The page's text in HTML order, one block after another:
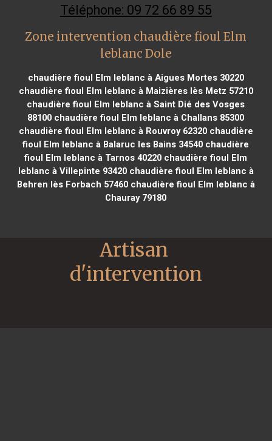
Téléphone: 09 72 66 89 55
Zone intervention chaudière fioul Elm
leblanc Dole
chaudière fioul Elm leblanc à Aigues Mortes 30220
chaudière fioul Elm leblanc à Maizières lès Metz 57210
chaudière fioul Elm leblanc à Saint Dié des Vosges
88100 chaudière fioul Elm leblanc à Challans 85300
chaudière fioul Elm leblanc à Rouvroy 62320chaudière
fioul Elm leblanc à Balaruc les Bains 34540 chaudière
fioul Elm leblanc à Tarnos 40220 chaudière fioul Elm
leblanc à Villepinte 93420chaudière fioul Elm leblanc à
Behren lès Forbach 57460chaudière fioul Elm leblanc à
Chauray 79180
Artisan
d'intervention